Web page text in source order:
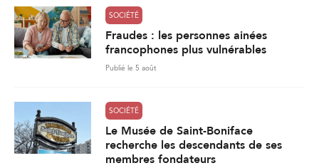
SOCIÉTÉ
Fraudes : les personnes ainées
francophones plus vulnérables
Publié le 5 août
SOCIÉTÉ
Le Musée de Saint-Boniface
recherche les descendants de ses
membres fondateurs